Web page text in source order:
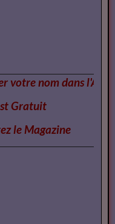
votre nom dans
Gratuit
le Magazine